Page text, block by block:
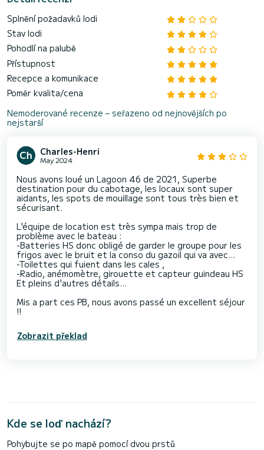
Splnění požadavků lodi
Stav lodi
Pohodlí na palubě
Přístupnost
Recepce a komunikace
Poměr kvalita/cena
Nemoderované recenze – seřazeno od nejnovějších po
nejstarší
Charles-Henri
May 2024
Nous avons loué un Lagoon 46 de 2021, Superbe
destination pour du cabotage, les locaux sont super
aidants, les spots de mouillage sont tous très bien et
sécurisant.
L'équipe de location est très sympa mais trop de
problème avec le bateau :
-Batteries HS donc obligé de garder le groupe pour les
frigos avec le bruit et la conso du gazoil qui va avec...
-Toilettes qui fuient dans les cales ,
-Radio, anémomètre, girouette et capteur guindeau HS
Et pleins d'autres détails...
Mis a part ces PB, nous avons passé un excellent séjour
!!
Zobrazit překlad
Kde se loď nachází?
Pohybujte se po mapě pomocí dvou prstů